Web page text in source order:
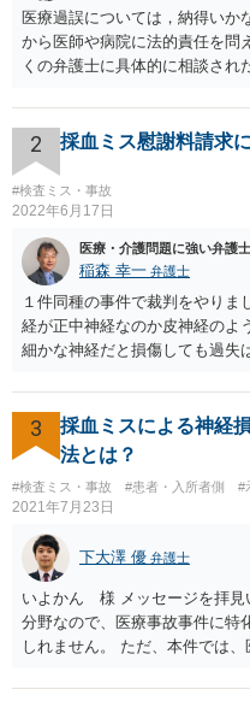
医療過誤については，納得いか
から医師や病院に法的責任を問
くの弁護士に具体的に相談され
2 採血ミス慰謝料請求
#検査ミス・事故
2022年6月17日
医療・介護問題に強い弁護士
稲森 幸一 弁護士
１件同種の事件で裁判をやりま
経が正中神経なのか皮神経のよ
細かな神経だと損傷しても過失
過失が認められる可能性があり
るかと思います。 頑張ってく
3
採血ミスによる神経
法とは？
#検査ミス・事故 #患者・入所者側 #
2021年7月23日
下大澤 優 弁護士
いよかん 様 メッセージを拝見
分野なので、医療事故事件に特
しれません。 ただ、本件では
の過失（医療ミス）の立証なの